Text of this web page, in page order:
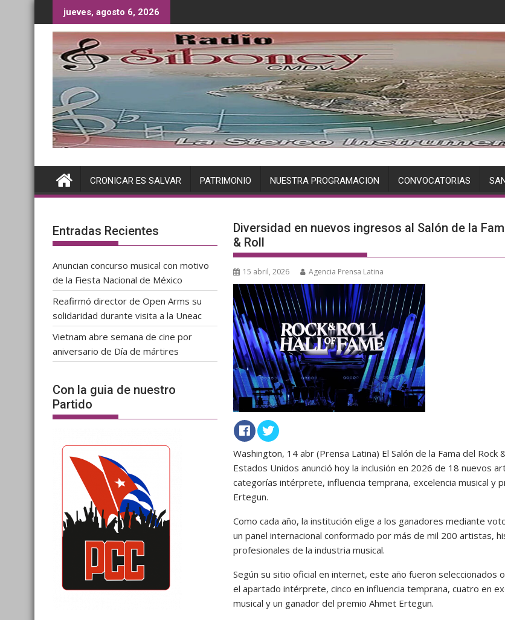
al
contenido
jueves, agosto 6, 2026
CRONICAR ES SALVAR PATRIMONIO NUESTRA PROGRAMACION CONVOCATORIAS
Diversidad en nuevos ingresos al Salón de la
& Roll
15 abril, 2026 Agencia Prensa Latina
Washington, 14 abr (Prensa Latina) El Salón de la Fama del Rock
Estados Unidos anunció hoy la inclusión en 2026 de 18 nuevos
categorías intérprete, influencia temprana, excelencia musical y
Ertegun.
Como cada año, la institución elige a los ganadores mediante
un panel internacional conformado por más de mil 200 artistas,
profesionales de la industria musical.
Según su sitio oficial en internet, este año fueron seleccionados
el apartado intérprete, cinco en influencia temprana, cuatro en
musical y un ganador del premio Ahmet Ertegun.
Entradas Recientes
Anuncian concurso musical con motivo
de la Fiesta Nacional de México
Reafirmó director de Open Arms su
solidaridad durante visita a la Uneac
Vietnam abre semana de cine por
aniversario de Día de mártires
Con la guia de nuestro
Partido